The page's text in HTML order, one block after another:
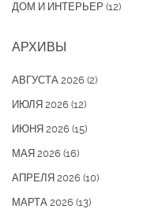
ДОМ И ИНТЕРЬЕР (12)
АРХИВЫ
АВГУСТА 2026 (2)
ИЮЛЯ 2026 (12)
ИЮНЯ 2026 (15)
МАЯ 2026 (16)
АПРЕЛЯ 2026 (10)
МАРТА 2026 (13)